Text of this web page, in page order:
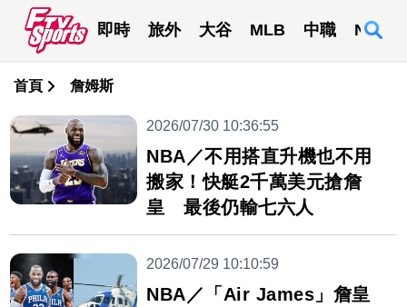
即時 旅外 大谷 MLB 中職 NBA
首頁 詹姆斯
2026/07/30 10:36:55
NBA／不用搭直升機也不用
搬家！快艇2千萬美元搶詹
皇 最後仍輸七六人
2026/07/29 10:10:59
NBA／「Air James」詹皇